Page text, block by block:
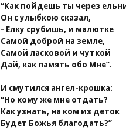
“Как пойдешь ты через
Он с улыбкою сказал,
- Елку срубишь, и малютке
Самой доброй на земле,
Самой ласковой и чуткой
Дай, как память обо Мне”.
И смутился ангел-крошка:
“Но кому же мне отдать?
Как узнать, на ком из деток
Будет Божья благодать?”